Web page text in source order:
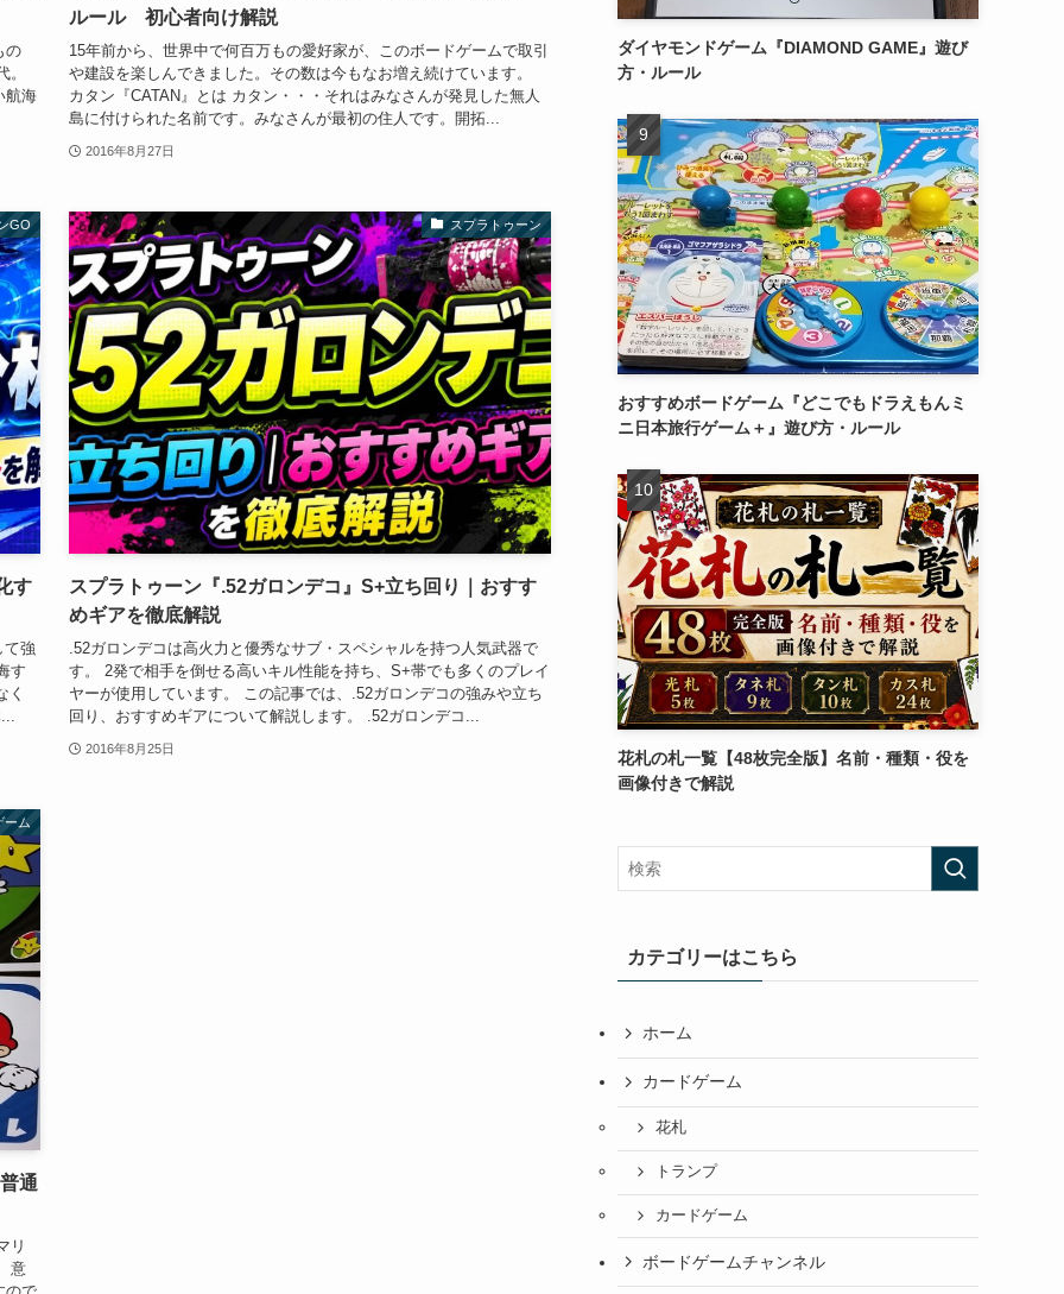
の
航海
ルール 初心者向け解説
15年前から、世界中で何百万もの愛好家が、このボードゲームで取引
や建設を楽しんできました。その数は今もなお増え続けています。
カタン『CATAN』とは カタン・・・それはみなさんが発見した無人
島に付けられた名前です。みなさんが最初の住人です。開拓...
2016年8月27日
GO
す
て強
す
く
スプラトゥーン
スプラトゥーン『.52ガロンデコ』S+立ち回り｜おすす
めギアを徹底解説
.52ガロンデコは高火力と優秀なサブ・スペシャルを持つ人気武器で
す。 2発で相手を倒せる高いキル性能を持ち、S+帯でも多くのプレイ
ヤーが使用しています。 この記事では、.52ガロンデコの強みや立ち
回り、おすすめギアについて解説します。 .52ガロンデコ...
2016年8月25日
ーム
通
リ
意
ダイヤモンドゲーム『DIAMOND GAME』遊び
方・ルール
おすすめボードゲーム『どこでもドラえもんミ
ニ日本旅行ゲーム＋』遊び方・ルール
花札の札一覧【48枚完全版】名前・種類・役を
画像付きで解説
カテゴリーはこちら
ホーム
カードゲーム
花札
トランプ
カードゲーム
ボードゲームチャンネル